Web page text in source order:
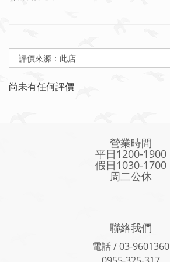
尚未有任何評價
營業時間
平日1200-1900
假日1030-1700
周二公休
聯絡我們
電話 / 03-9601360